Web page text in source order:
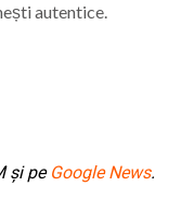
autentice.
și pe Google News.